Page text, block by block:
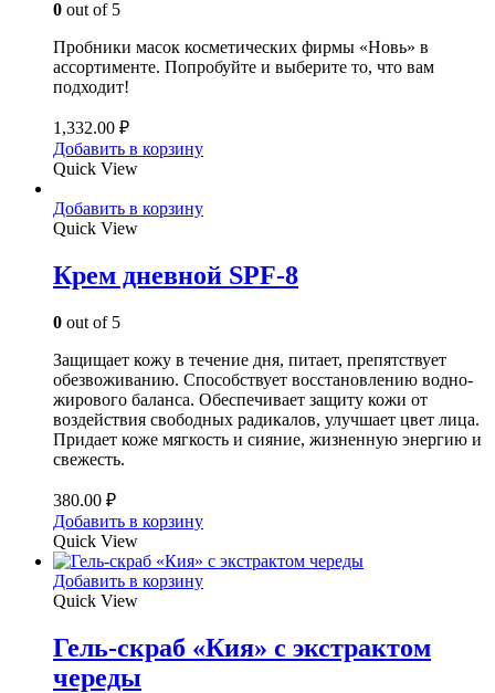
0 out of 5
Пробники масок косметических фирмы «Новь» в
ассортименте. Попробуйте и выберите то, что вам
подходит!
1,332.00 ₽
Добавить в корзину
Quick View
Добавить в корзину
Quick View
Крем дневной SPF-8
0 out of 5
Защищает кожу в течение дня, питает, препятствует
обезвоживанию. Способствует восстановлению водно-
жирового баланса. Обеспечивает защиту кожи от
воздействия свободных радикалов, улучшает цвет лица.
Придает коже мягкость и сияние, жизненную энергию и
свежесть.
380.00 ₽
Добавить в корзину
Quick View
Добавить в корзину
Quick View
Гель-скраб «Кия» с экстрактом
череды